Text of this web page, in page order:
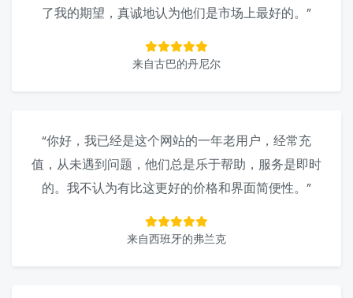
了我的期望，真诚地认为他们是市场上最好的。”
来自古巴的丹尼尔
“你好，我已经是这个网站的一年老用户，经常充
值，从未遇到问题，他们总是乐于帮助，服务是即时
的。我不认为有比这更好的价格和界面简便性。”
来自西班牙的弗兰克